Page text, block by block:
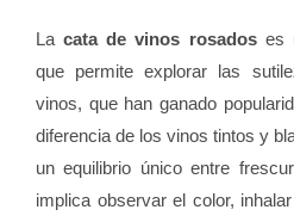
Lacata de vinos rosadoses
que permite explorar las
vinos, que han ganado
diferencia de los vinos tintos y
un equilibrio único entre
implica observar el color,